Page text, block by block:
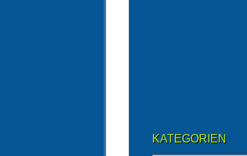
KATEGORIEN